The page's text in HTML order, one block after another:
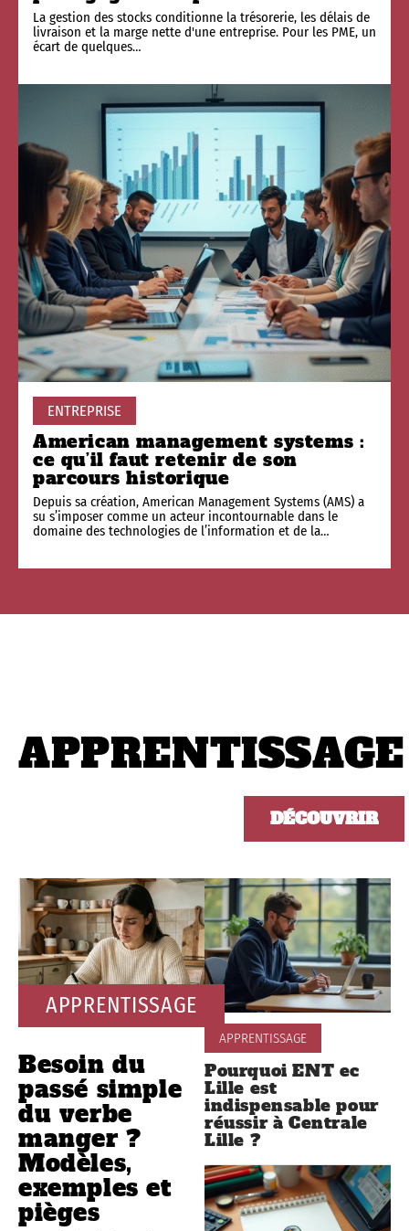
La gestion des stocks conditionne la trésorerie, les délais de
livraison et la marge nette d'une entreprise. Pour les PME, un
écart de quelques…
ENTREPRISE
American management systems :
ce qu’il faut retenir de son
parcours historique
Depuis sa création, American Management Systems (AMS) a
su s’imposer comme un acteur incontournable dans le
domaine des technologies de l’information et de la…
APPRENTISSAGE
DÉCOUVRIR
APPRENTISSAGE
Besoin du
passé simple
du verbe
manger ?
Modèles,
exemples et
pièges
APPRENTISSAGE
Pourquoi ENT ec
Lille est
indispensable pour
réussir à Centrale
Lille ?